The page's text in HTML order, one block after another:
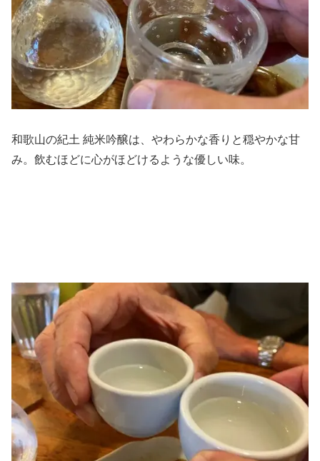
和歌山の紀土 純米吟醸は、やわらかな香りと穏やかな甘
み。飲むほどに心がほどけるような優しい味。